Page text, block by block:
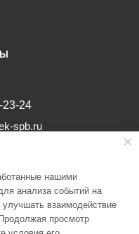
23-24
spb.ru
ул, д.
нашими
анализа событий на
взаимодействие
просмотр